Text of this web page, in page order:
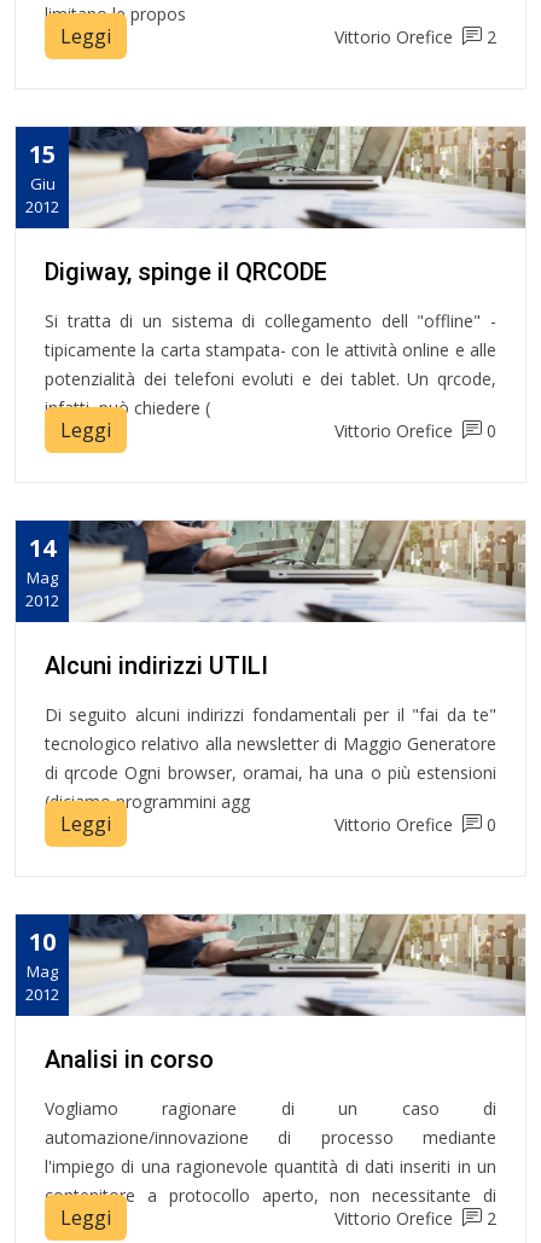
limitano le propos
Leggi Vittorio Orefice 2
15
Giu
2012
Digiway, spinge il QRCODE
Si tratta di un sistema di collegamento dell "offline" -
tipicamente la carta stampata- con le attività online e alle
potenzialità dei telefoni evoluti e dei tablet. Un qrcode,
infatti, può chiedere (
Leggi Vittorio Orefice 0
14
Mag
2012
Alcuni indirizzi UTILI
Di seguito alcuni indirizzi fondamentali per il "fai da te"
tecnologico relativo alla newsletter di Maggio Generatore
di qrcode Ogni browser, oramai, ha una o più estensioni
(diciamo programmini agg
Leggi Vittorio Orefice 0
10
Mag
2012
Analisi in corso
Vogliamo ragionare di un caso di
automazione/innovazione di processo mediante
l'impiego di una ragionevole quantità di dati inseriti in un
contenitore a protocollo aperto, non necessitante di
hardware
Leggi Vittorio Orefice 2